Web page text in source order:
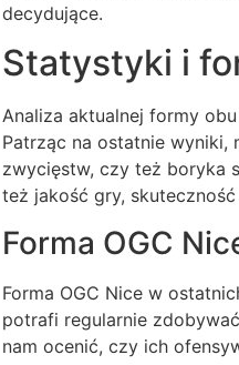
decydujące.
Statystyki i
Analiza aktualnej formy
Patrząc na ostatnie
zwycięstw, czy też boryka
też jakość gry,
Forma OGC
Forma OGC Nice w
potrafi regularnie
nam ocenić, czy ich